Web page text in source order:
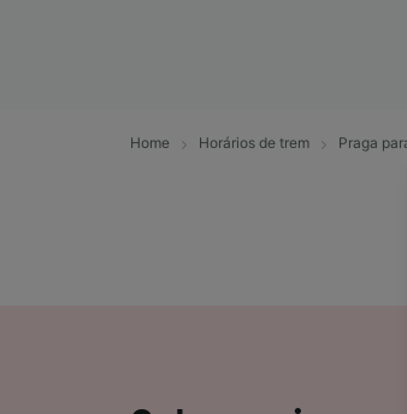
Home Horários de trem Praga